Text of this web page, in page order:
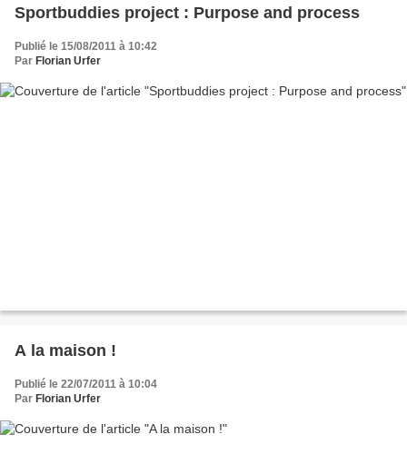
Sportbuddies project : Purpose and process
Publié le 15/08/2011 à 10:42
Par Florian Urfer
A la maison !
Publié le 22/07/2011 à 10:04
Par Florian Urfer